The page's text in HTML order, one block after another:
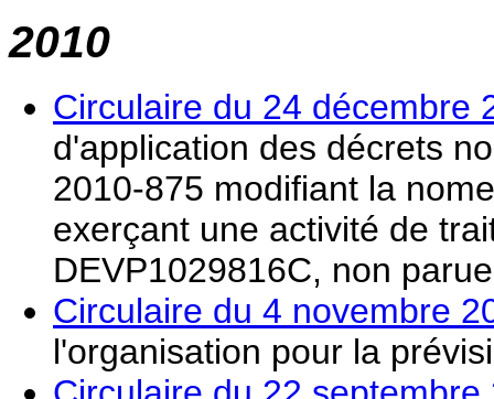
2010
Circulaire du 24 décembre
d'application des décrets
2010-875 modifiant la
exerçant une activité de
DEVP1029816C, non
Circulaire du 4 novembre
l'organisation pour la